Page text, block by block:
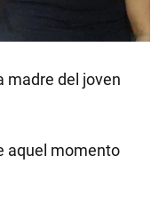
madre del joven
aquel momento